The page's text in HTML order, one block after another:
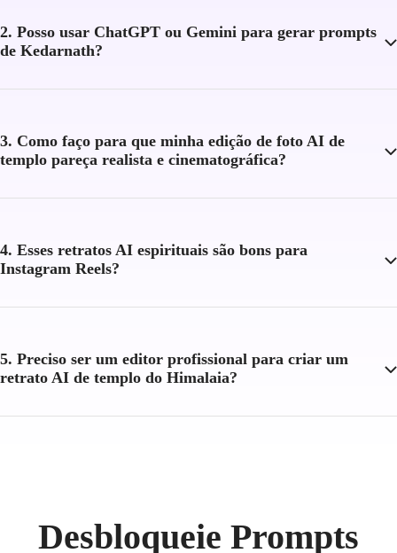
2. Posso usar ChatGPT ou Gemini para gerar prompts
de Kedarnath?
3. Como faço para que minha edição de foto AI de
templo pareça realista e cinematográfica?
4. Esses retratos AI espirituais são bons para
Instagram Reels?
5. Preciso ser um editor profissional para criar um
retrato AI de templo do Himalaia?
Desbloqueie Prompts